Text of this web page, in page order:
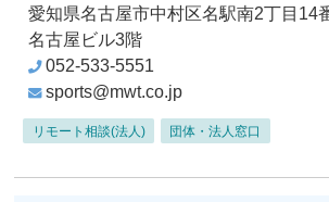
愛知県名古屋市中村区名駅南2丁目14
名古屋ビル3階
052-533-5551
sports@mwt.co.jp
リモート相談(法人) 団体・法人窓口